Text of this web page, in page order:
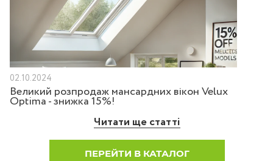
02.10.2024
Великий розпродаж мансардних вікон Velux
Optima - знижка 15%!
Читати ще статті
ПЕРЕЙТИ В КАТАЛОГ